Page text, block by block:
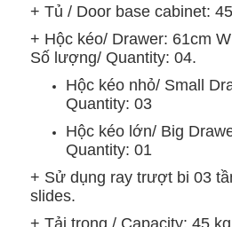
+ Tủ / Door base cabinet:
+ Hộc kéo/ Drawer: 61cm
Số lượng/ Quantity: 04.
Hộc kéo nhỏ/ Small
Quantity: 03
Hộc kéo lớn/ Big
Quantity: 01
+ Sử dụng ray trượt bi 03
slides.